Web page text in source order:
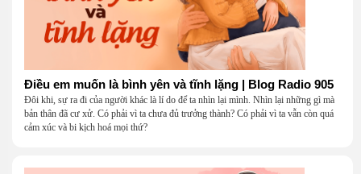
Điều em muốn là bình yên và tĩnh lặng | Blog Radio 905
Đôi khi, sự ra đi của người khác là lí do để ta nhìn lại mình. Nhìn lại những gì mà
bản thân đã cư xử. Có phải vì ta chưa đủ trưởng thành? Có phải vì ta vẫn còn quá
cảm xúc và bi kịch hoá mọi thứ?